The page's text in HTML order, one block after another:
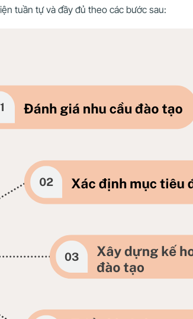
tuần tự và đầy đủ theo các bước sau: